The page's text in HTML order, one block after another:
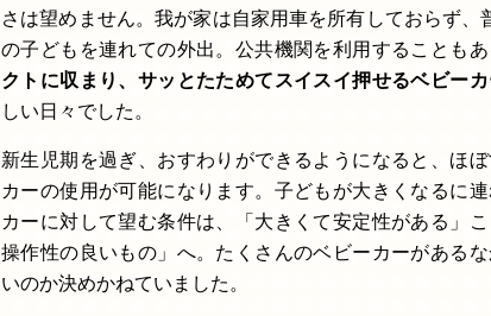
さは望めません。我が家は自家用車を所有しておらず、
の子どもを連れての外出。公共機関を利用することも
クトに収まり、サッとたためてスイスイ押せるベビー
しい日々でした。
新生児期を過ぎ、おすわりができるようになると、ほ
カーの使用が可能になります。子どもが大きくなるに
カーに対して望む条件は、「大きくて安定性がある」
操作性の良いもの」へ。たくさんのベビーカーがある
いのか決めかねていました。